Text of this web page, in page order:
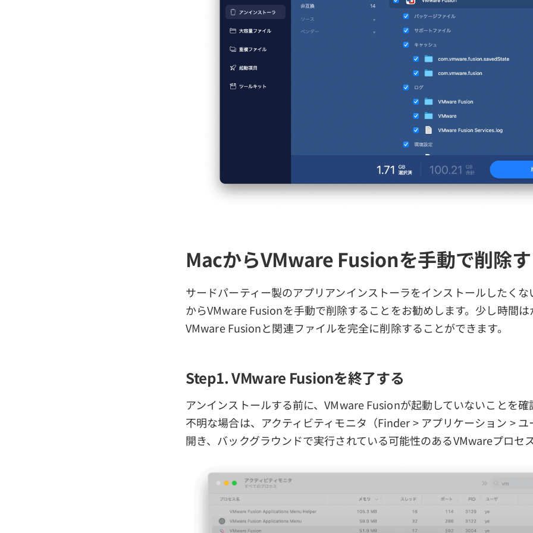
MacからVMware Fusionを手動で削除
サードパーティー製のアプリアンインストーラをインストールしたく
からVMware Fusionを手動で削除することをお勧めします。少し時間
VMware Fusionと関連ファイルを完全に削除することができます。
Step1. VMware Fusionを終了する
アンインストールする前に、VMware Fusionが起動していないことを確
不明な場合は、アクティビティモニタ（Finder > アプリケーション >
開き、バックグラウンドで実行されている可能性のあるVMwareプロセ